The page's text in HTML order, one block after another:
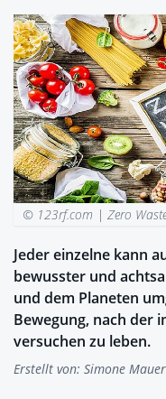
© 123rf.com |Zero
Jeder einzelne kann
bewusster und
und dem Planeten
Bewegung, nach der
versuchen zu leben.
Erstellt von: Simone